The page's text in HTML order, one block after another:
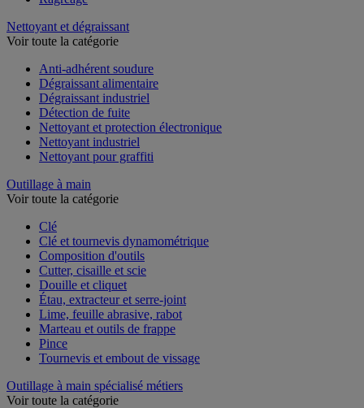
Nettoyant et dégraissant
Voir toute la catégorie
Anti-adhérent soudure
Dégraissant alimentaire
Dégraissant industriel
Détection de fuite
Nettoyant et protection électronique
Nettoyant industriel
Nettoyant pour graffiti
Outillage à main
Voir toute la catégorie
Clé
Clé et tournevis dynamométrique
Composition d'outils
Cutter, cisaille et scie
Douille et cliquet
Étau, extracteur et serre-joint
Lime, feuille abrasive, rabot
Marteau et outils de frappe
Pince
Tournevis et embout de vissage
Outillage à main spécialisé métiers
Voir toute la catégorie